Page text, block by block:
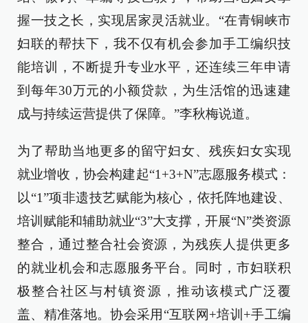
握一技之长，实现居家灵活就业。“在青铜峡市
妇联的帮扶下，我不仅有机会参加手工编织技
能培训，不断提升专业水平，还连续三年申请
到每年30万元的小额贷款，为生活馆的迅速建
成与持续运营提供了保障。”李秋梅说道。
为了帮助当地更多的留守妇女、残疾妇女实现
就业增收，协会构建起“1+3+N”志愿服务模式：
以“1”项非遗技艺赋能为核心，依托阵地建设、
培训赋能和辅助就业“3”大支撑，开展“N”类资源
整合，通过整合社会资源，为残疾人提供更多
的就业机会和志愿服务平台。同时，市妇联积
极整合社区与村镇资源，推动该模式广泛覆
盖、精准落地。协会采用“互联网+培训+手工编